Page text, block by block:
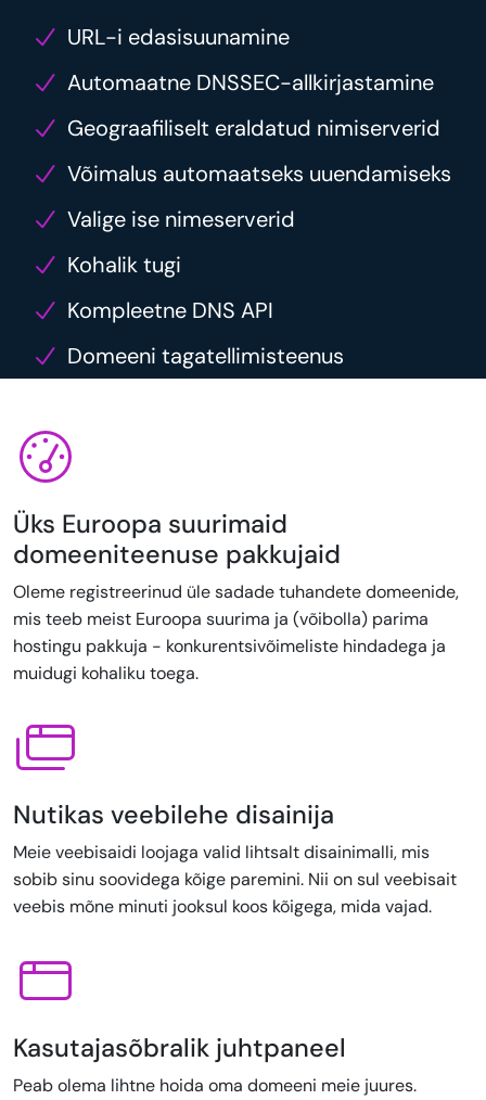
URL-i edasisuunamine
Automaatne DNSSEC-allkirjastamine
Geograafiliselt eraldatud nimiserverid
Võimalus automaatseks uuendamiseks
Valige ise nimeserverid
Kohalik tugi
Kompleetne DNS API
Domeeni tagatellimisteenus
Üks Euroopa suurimaid
domeeniteenuse pakkujaid
Oleme registreerinud üle sadade tuhandete domeenide,
mis teeb meist Euroopa suurima ja (võibolla) parima
hostingu pakkuja - konkurentsivõimeliste hindadega ja
muidugi kohaliku toega.
Nutikas veebilehe disainija
Meie veebisaidi loojaga valid lihtsalt disainimalli, mis
sobib sinu soovidega kõige paremini. Nii on sul veebisait
veebis mõne minuti jooksul koos kõigega, mida vajad.
Kasutajasõbralik juhtpaneel
Peab olema lihtne hoida oma domeeni meie juures.